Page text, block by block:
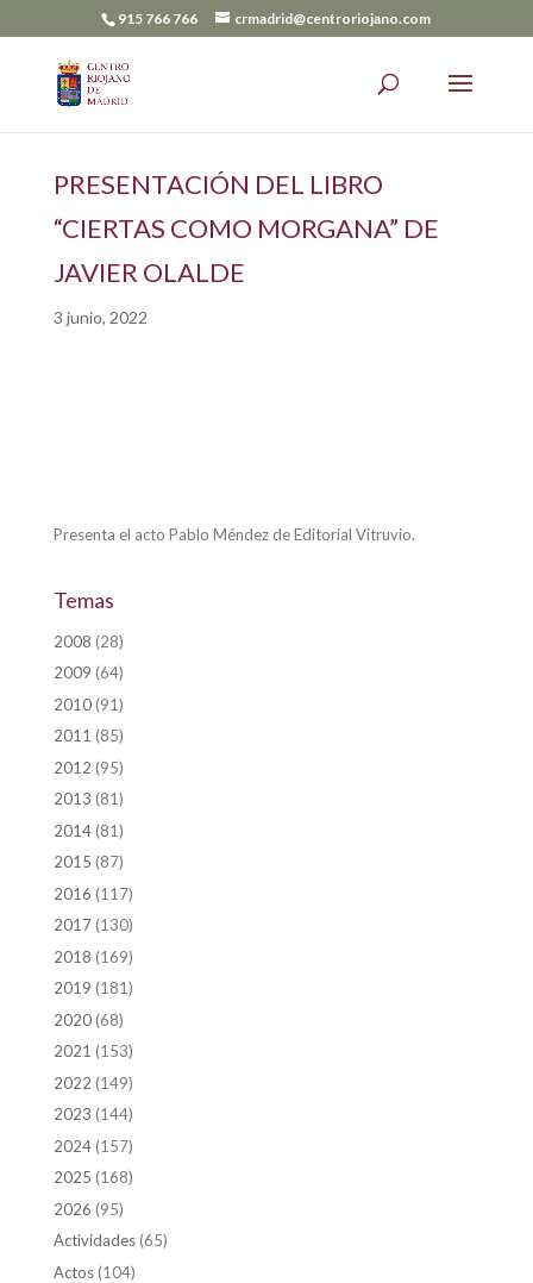
915 766 766 crmadrid@centroriojano.com
PRESENTACIÓN DEL LIBRO
“CIERTAS COMO MORGANA” DE
JAVIER OLALDE
3 junio, 2022
Presenta el acto Pablo Méndez de Editorial Vitruvio.
Temas
2008 (28)
2009 (64)
2010(91)
2011 (85)
2012 (95)
2013 (81)
2014(81)
2015 (87)
2016 (117)
2017(130)
2018 (169)
2019 (181)
2020(68)
2021 (153)
2022 (149)
2023 (144)
2024(157)
2025 (168)
2026 (95)
Actividades(65)
Actos(104)